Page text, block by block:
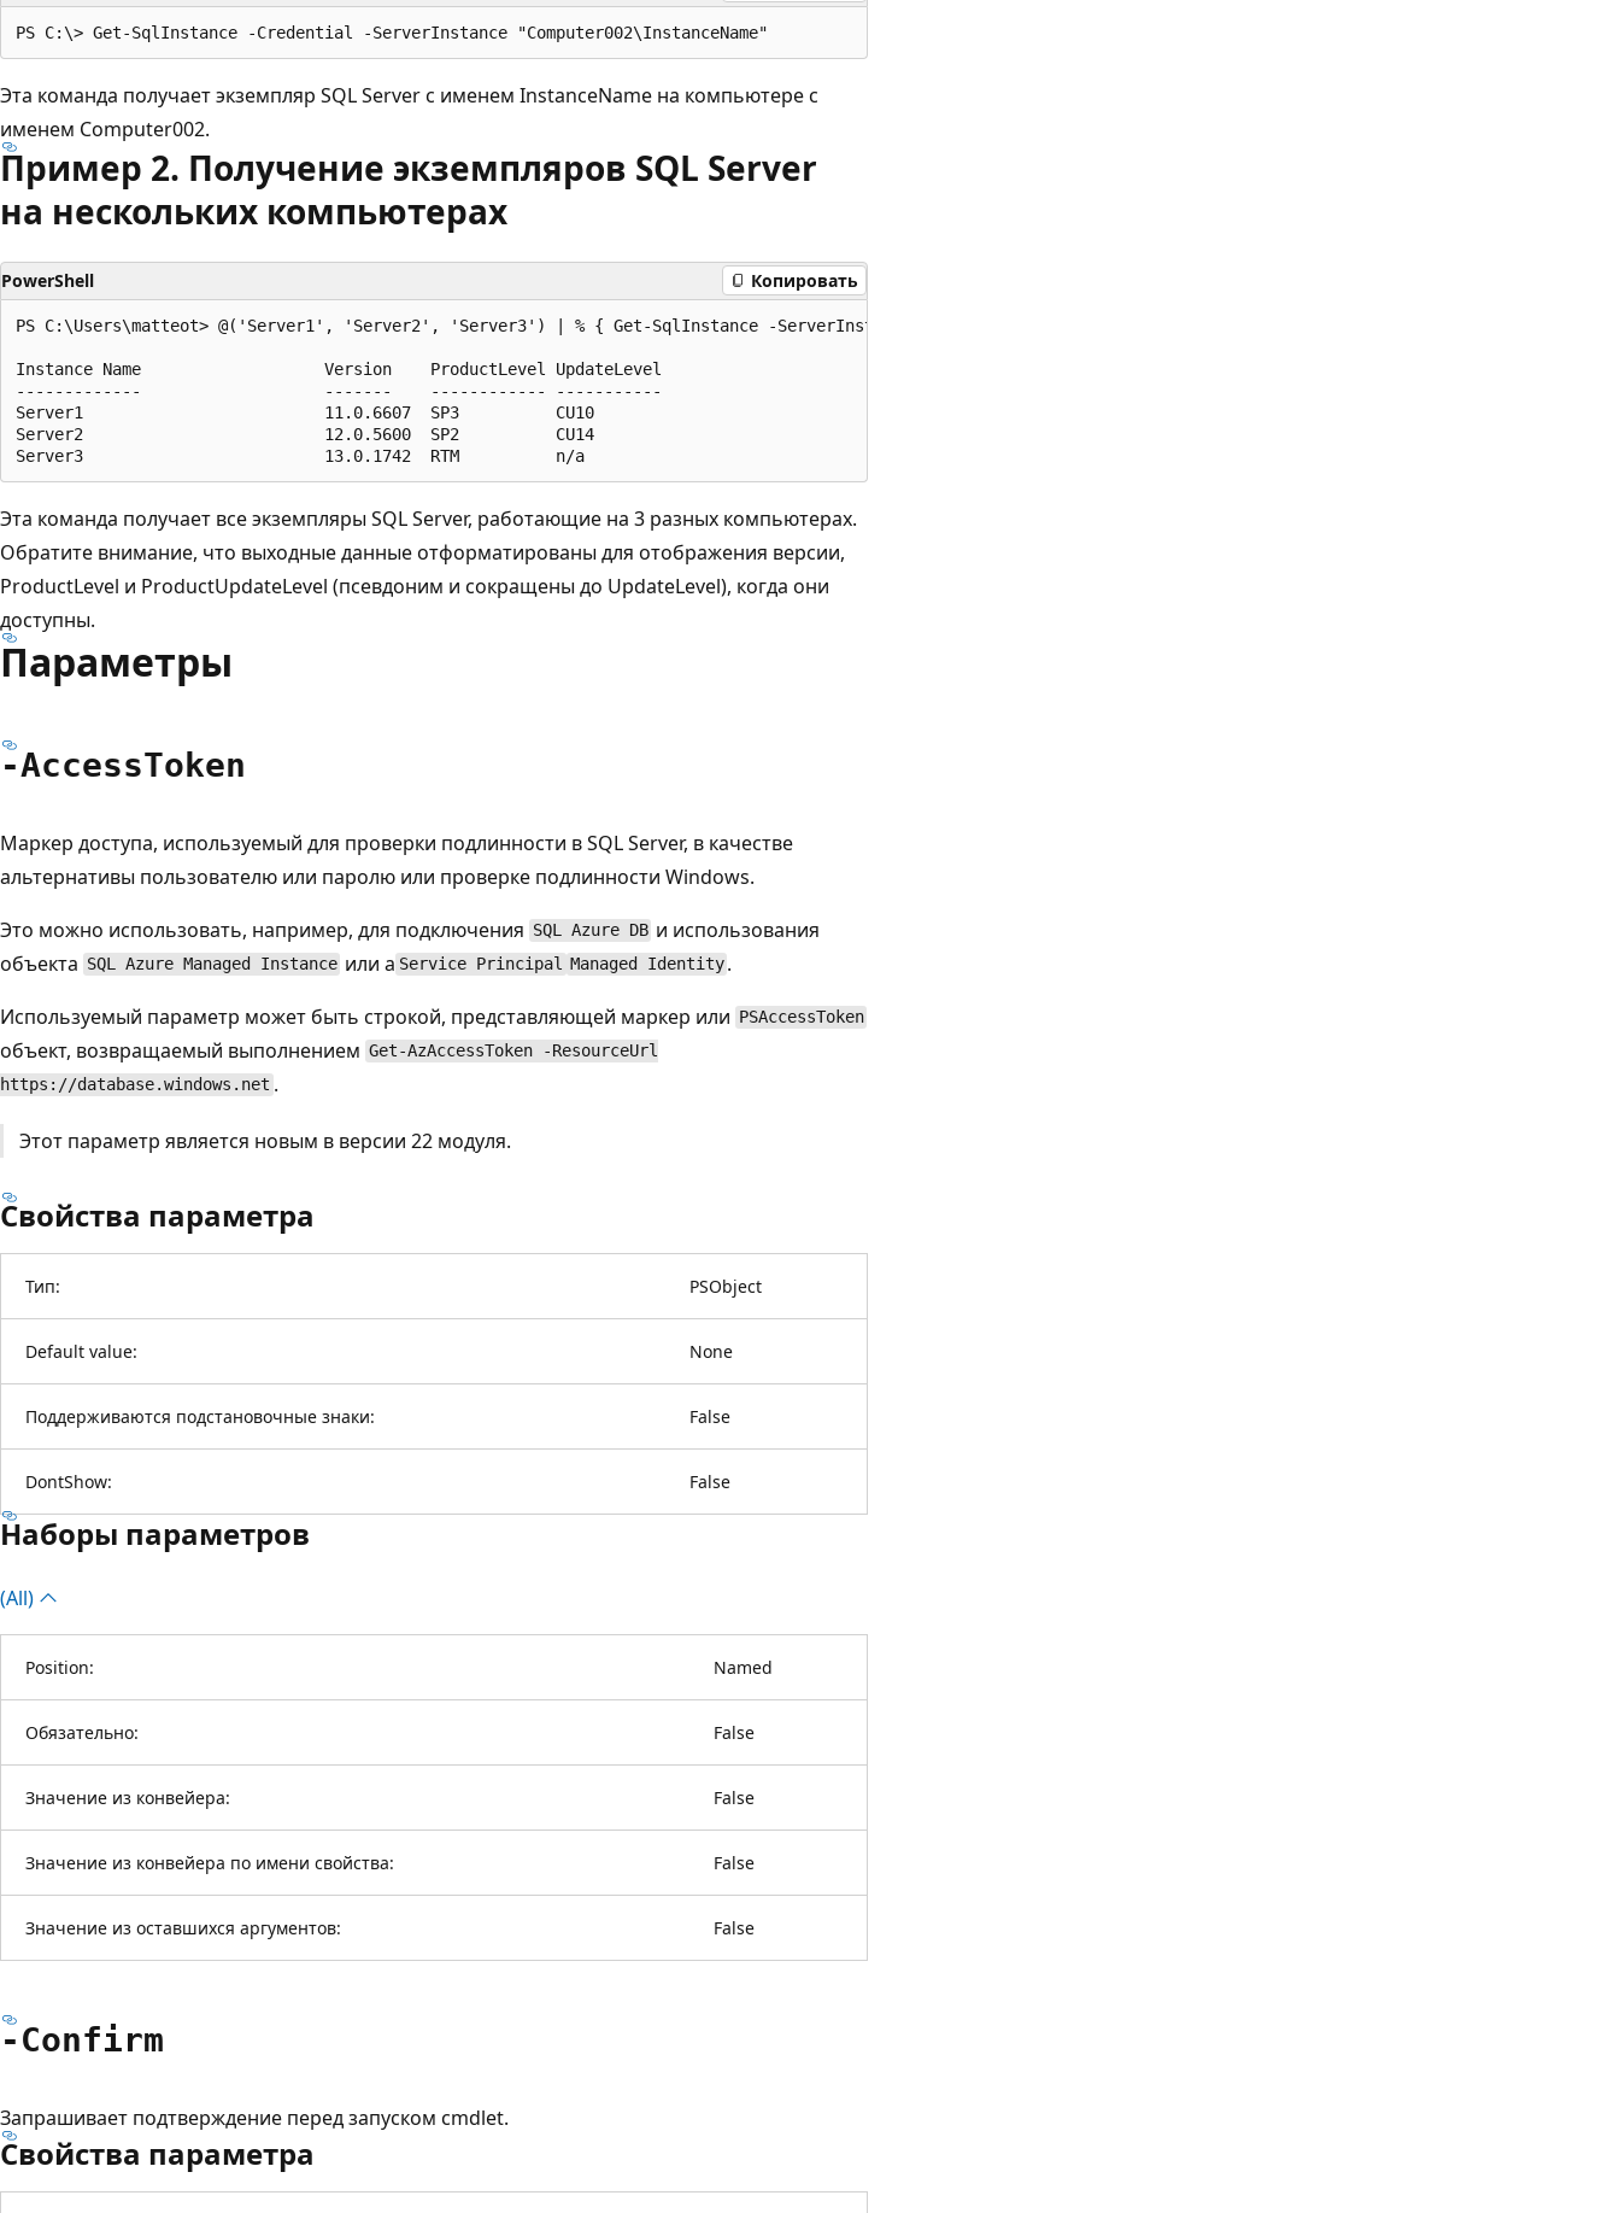
Эта команда получает экземпляр SQL Server с именем InstanceName на компьютере с
именем Computer002.
Пример 2. Получение экземпляров SQL Server
на нескольких компьютерах
PowerShell Копировать
PS C:\Users\matteot> @('Server1', 'Server2', 'Server3') | % { Get-SqlInstance -ServerInstance $_}
Instance Name                   Version    ProductLevel UpdateLevel
-------------                   -------    ------------ -----------
Server1                         11.0.6607  SP3          CU10
Server2                         12.0.5600  SP2          CU14
Эта команда получает все экземпляры SQL Server, работающие на 3 разных компьютерах.
Обратите внимание, что выходные данные отформатированы для отображения версии,
ProductLevel и ProductUpdateLevel (псевдоним и сокращены до UpdateLevel), когда они
доступны.
Параметры
-AccessToken
Маркер доступа, используемый для проверки подлинности в SQL Server, в качестве
альтернативы пользователю или паролю или проверке подлинности Windows.
Это можно использовать, например, для подключения SQL Azure DB и использования
объекта SQL Azure Managed Instance или a Service Principal Managed Identity .
Используемый параметр может быть строкой, представляющей маркер или PSAccessToken
объект, возвращаемый выполнением Get-AzAccessToken -ResourceUrl
https://database.windows.net .
Этот параметр является новым в версии 22 модуля.
Свойства параметра
Тип: PSObject
Default value: None
Поддерживаются подстановочные знаки: False
DontShow: False
Наборы параметров
(All)
Position: Named
Обязательно: False
Значение из конвейера: False
Значение из конвейера по имени свойства: False
Значение из оставшихся аргументов: False
-Confirm
Запрашивает подтверждение перед запуском cmdlet.
Свойства параметра